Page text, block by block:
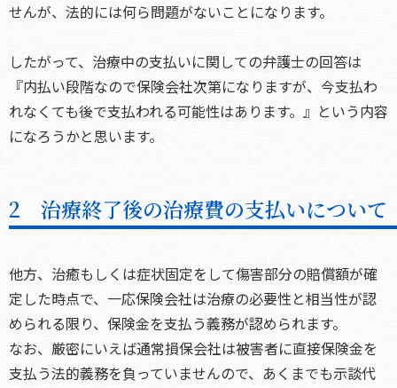
せんが、法的には何ら問題がないことになります。
したがって、治療中の支払いに関しての弁護士の回答は
『内払い段階なので保険会社次第になりますが、今支払わ
れなくても後で支払われる可能性はあります。』という内容
になろうかと思います。
2 治療終了後の治療費の支払いについて
他方、治癒もしくは症状固定をして傷害部分の賠償額が確
定した時点で、一応保険会社は治療の必要性と相当性が認
められる限り、保険金を支払う義務が認められます。
なお、厳密にいえば通常損保会社は被害者に直接保険金を
支払う法的義務を負っていませんので、あくまでも示談代